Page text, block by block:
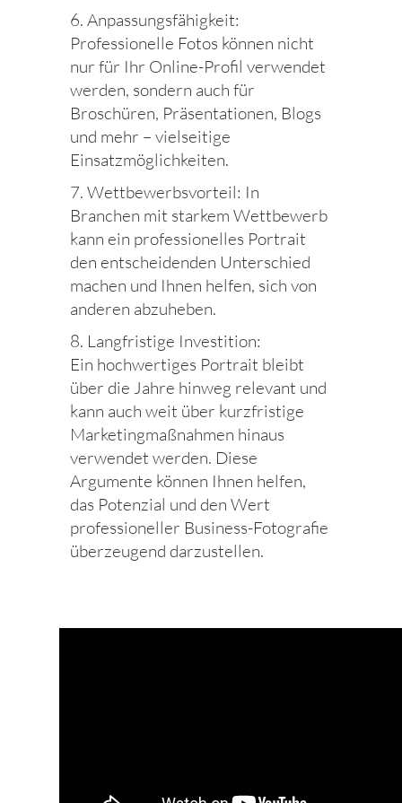
6. Anpassungsfähigkeit:
Professionelle Fotos können nicht
nur für Ihr Online-Profil verwendet
werden, sondern auch für
Broschüren, Präsentationen, Blogs
und mehr – vielseitige
Einsatzmöglichkeiten.
7. Wettbewerbsvorteil: In
Branchen mit starkem Wettbewerb
kann ein professionelles Portrait
den entscheidenden Unterschied
machen und Ihnen helfen, sich von
anderen abzuheben.
8. Langfristige Investition:
Ein hochwertiges Portrait bleibt
über die Jahre hinweg relevant und
kann auch weit über kurzfristige
Marketingmaßnahmen hinaus
verwendet werden. Diese
Argumente können Ihnen helfen,
das Potenzial und den Wert
professioneller Business-Fotografie
überzeugend darzustellen.